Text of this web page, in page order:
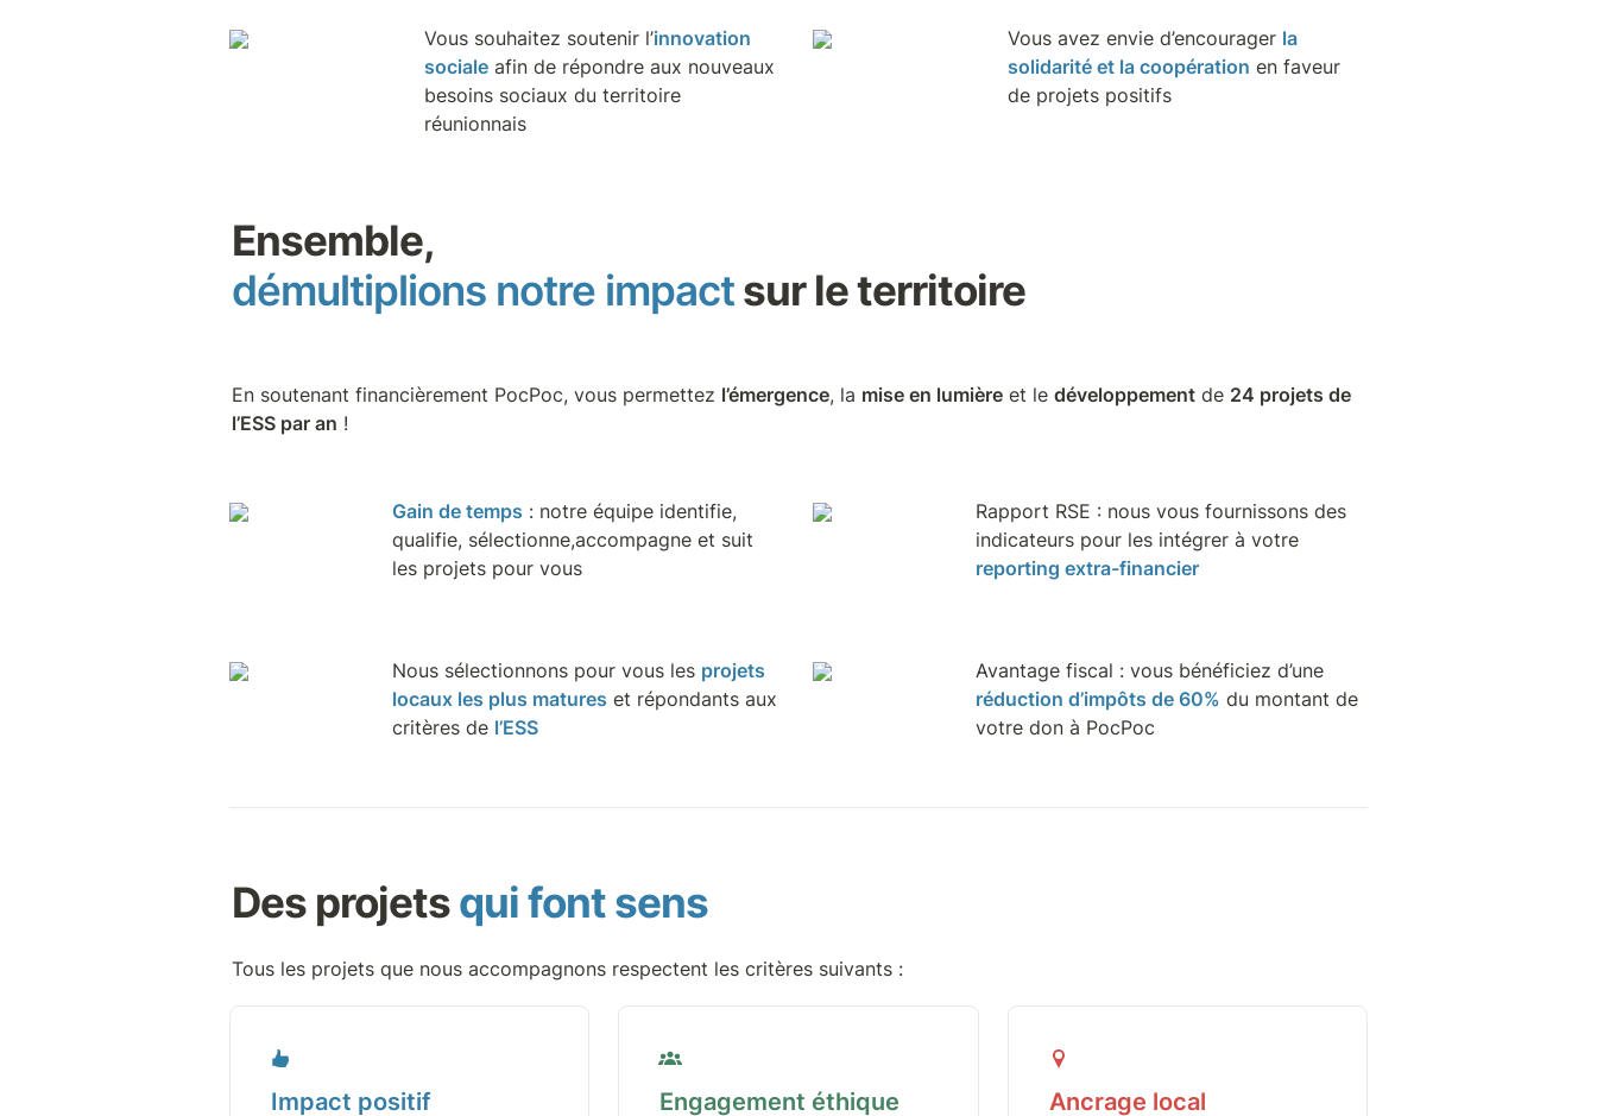
Vous souhaitez soutenir l’innovation
sociale afin de répondre aux nouveaux
besoins sociaux du territoire
réunionnais
Vous avez envie d’encourager la
solidarité et la coopération en faveur
de projets positifs
démultiplions notre impact sur le territoire
En soutenant financièrement PocPoc, vous permettez l’émergence, la mise en lumière et le développement de 24 projets de
l’ESS par an !
Gain de temps : notre équipe identifie,
qualifie, sélectionne,accompagne et suit
les projets pour vous
Rapport RSE : nous vous fournissons des
indicateurs pour les intégrer à votre
reporting extra-financier
Nous sélectionnons pour vous les projets
locaux les plus matures
critères de l’ESS
Avantage fiscal : vous bénéficiez d’une
réduction d’impôts de 60% du montant de
votre don à PocPoc
Des projets qui font sens
Tous les projets que nous accompagnons respectent les critères suivants :
Impact positif Engagement éthique Ancrage local